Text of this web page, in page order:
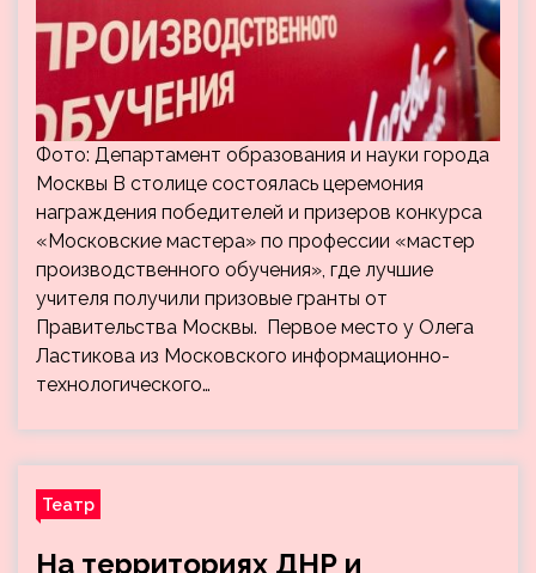
Фото: Департамент образования и науки города
Москвы В столице состоялась церемония
награждения победителей и призеров конкурса
«Московские мастера» по профессии «мастер
производственного обучения», где лучшие
учителя получили призовые гранты от
Правительства Москвы. Первое место у Олега
Ластикова из Московского информационно-
технологического…
Театр
На территориях ДНР и